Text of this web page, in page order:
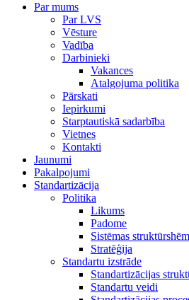
Par mums
Par LVS
Vēsture
Vadība
Darbinieki
Vakances
Atalgojuma politika
Pārskati
Iepirkumi
Starptautiskā sadarbība
Vietnes
Kontakti
Jaunumi
Pakalpojumi
Standartizācija
Politika
Likums
Padome
Sistēmas
Stratēģija
Standartu izstrāde
Standartizācijas
Standartu veidi